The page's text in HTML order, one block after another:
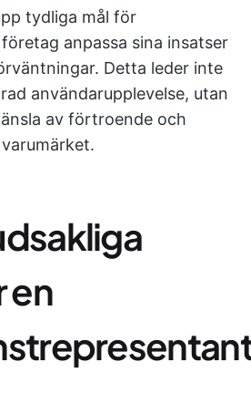
tydliga mål för
anpassa sina insatser
Detta leder inte
användarupplevelse, utan
av förtroende och
en